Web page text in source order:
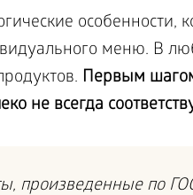
особенности,
меню. В
Первым
не всегда
произведенные по